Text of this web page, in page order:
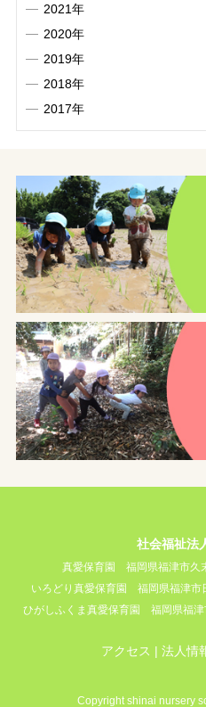
2021年
2020年
2019年
2018年
2017年
社会福祉
真愛保育園 福岡県福津市久
いろどり真愛保育園 福岡県福津市
ひがしふくま真愛保育園 福岡県福
アクセス 法人情
Copyright shinai nursery